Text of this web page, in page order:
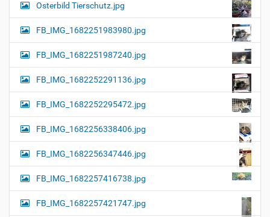
Osterbild Tierschutz.jpg
FB_IMG_1682251983980.jpg
FB_IMG_1682251987240.jpg
FB_IMG_1682252291136.jpg
FB_IMG_1682252295472.jpg
FB_IMG_1682256338406.jpg
FB_IMG_1682256347446.jpg
FB_IMG_1682257416738.jpg
FB_IMG_1682257421747.jpg